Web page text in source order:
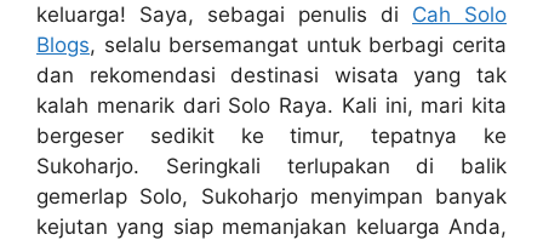
keluarga! Saya, sebagai penulis di Cah Solo
Blogs, selalu bersemangat untuk berbagi cerita
dan rekomendasi destinasi wisata yang tak
kalah menarik dari Solo Raya. Kali ini, mari kita
bergeser sedikit ke timur, tepatnya ke
Sukoharjo. Seringkali terlupakan di balik
gemerlap Solo, Sukoharjo menyimpan banyak
kejutan yang siap memanjakan keluarga Anda,